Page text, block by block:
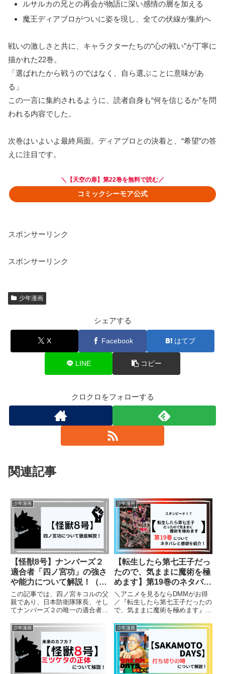
ルサルカの兄との再会が物語に深い感情の層を加える
魔王ディアブロがついに姿を現し、全ての伏線が集約へ
戦いの激しさと共に、キャラクターたちの“心の戦い”が丁寧に
描かれた22巻。
「選ばれたから戦うのではなく、自ら選ぶことに意味があ
る」
この一言に集約されるように、読者自身も“何を信じるか”を問
われる内容でした。
次巻はいよいよ最終局面。ディアブロとの決着と、“希望”の答
えに注目です。
＼【天空の扉】第22巻を無料で読む／
コミックシーモア公式
スポンサーリンク
スポンサーリンク
少年漫画
シェアする
X Facebook はてブ
LINE コピー
クロクロをフォローする
関連記事
少年漫画
【怪獣8号】ナンバーズ２
適合者「四ノ宮功」の強さ
や能力について解説！（ネ
タバレ）
この記事では、四ノ宮キコルの父
親であり、日本防衛隊隊長、そし
てナンバーズ２の唯一の適合者。
しく解説していきたいと思いま
す。（ネタバレを含みます）
少年漫画
【転生したら第七王子だっ
たので、気ままに魔術を極
めます】第19巻のネタバレ
と感想！アルベルト覚醒＆
三黒天決着！
＼アニメを見るならDMMがお得
／『転生したら第七王子だったの
で、気ままに魔術を極めます』第
謀や兄アルベルトの過去が交錯
し、物語は一気に核心へと加速し
ます。三黒天との連戦、謎の死霊
使いナナシとの激突、そして“命
を...
少年漫画 少年漫画